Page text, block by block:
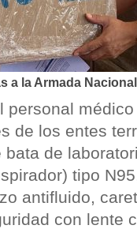
a la Armada Nacional
personal
de los entes
de
tipo
antifluido,
con lente